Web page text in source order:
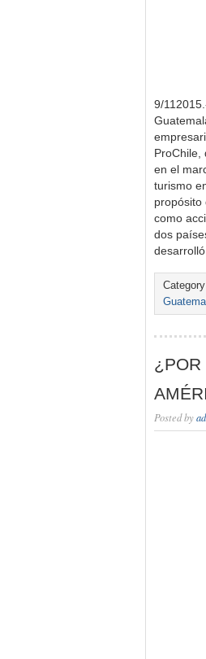
9/
ProChile,
en el
turismo
propósito
como
dos
Category
¿POR
Posted by